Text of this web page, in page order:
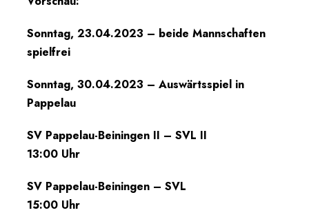
Sonntag, 23.04.2023 – beide Mannschaften
spielfrei
Sonntag, 30.04.2023 – Auswärtsspiel in
Pappelau
SV Pappelau-Beiningen II – SVL II
13:00 Uhr
SV Pappelau-Beiningen – SVL
15:00 Uhr